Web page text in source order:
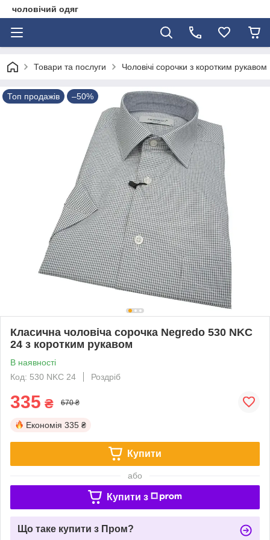
чоловічий одяг
Товари та послуги Чоловічі сорочки з коротким рукавом
Топ продажів –50%
Класична чоловіча сорочка Negredo 530 NKC
24 з коротким рукавом
В наявності
Код: 530 NKC 24
Роздріб
335 ₴ 670 ₴
Економія 335 ₴
Купити
або
Купити з
Що таке купити з Пром?